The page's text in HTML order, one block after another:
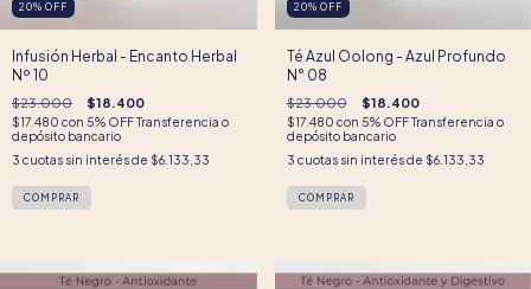
20% OFF
Infusión Herbal - Encanto Herbal
Nº 10
$23.000 $18.400
$17.480 con 5% OFF Transferencia o
depósito bancario
3 cuotas sin interés de $6.133,33
20% OFF
Té Azul Oolong - Azul Profundo
N° 08
$23.000 $18.400
$17.480 con 5% OFF Transferencia o
depósito bancario
3 cuotas sin interés de $6.133,33